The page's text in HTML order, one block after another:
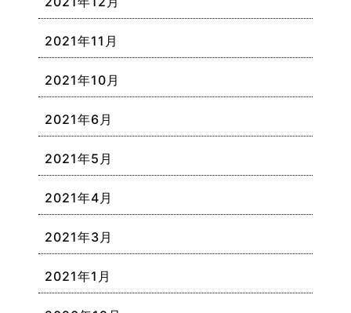
2021年11月
2021年10月
2021年6月
2021年5月
2021年4月
2021年3月
2021年1月